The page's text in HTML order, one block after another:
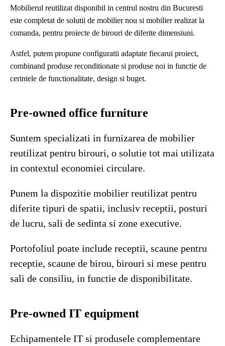
Mobilierul reutilizat disponibil in centrul nostru din Bucuresti
este completat de solutii de mobilier nou si mobilier realizat la
comanda, pentru proiecte de birouri de diferite dimensiuni.
Astfel, putem propune configuratii adaptate fiecarui proiect,
combinand produse reconditionate si produse noi in functie de
cerintele de functionalitate, design si buget.
Pre-owned office furniture
Suntem specializati in furnizarea de mobilier
reutilizat pentru birouri, o solutie tot mai utilizata
in contextul economiei circulare.
Punem la dispozitie mobilier reutilizat pentru
diferite tipuri de spatii, inclusiv receptii, posturi
de lucru, sali de sedinta si zone executive.
Portofoliul poate include receptii, scaune pentru
receptie, scaune de birou, birouri si mese pentru
sali de consiliu, in functie de disponibilitate.
Pre-owned IT equipment
Echipamentele IT si produsele complementare